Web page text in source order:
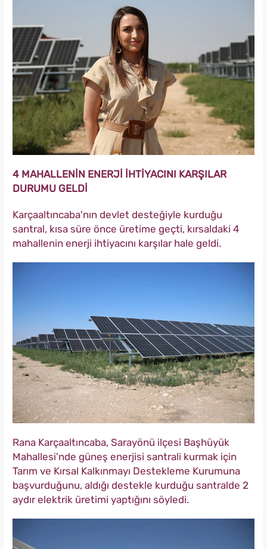
4 MAHALLENİN ENERJİ İHTİYACINI KARŞILAR
DURUMU GELDİ
Karçaaltıncaba'nın devlet desteğiyle kurduğu
santral, kısa süre önce üretime geçti, kırsaldaki 4
mahallenin enerji ihtiyacını karşılar hale geldi.
Rana Karçaaltıncaba, Sarayönü ilçesi Başhüyük
Mahallesi'nde güneş enerjisi santrali kurmak için
Tarım ve Kırsal Kalkınmayı Destekleme Kurumuna
başvurduğunu, aldığı destekle kurduğu santralde 2
aydır elektrik üretimi yaptığını söyledi.